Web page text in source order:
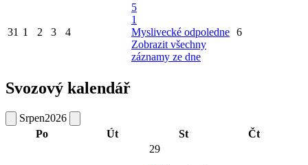
31 1 2 3 4
5
1
Myslivecké odpoledne
Zobrazit všechny
záznamy ze dne
6
Svozový kalendář
Srpen2026
Po
Út St Čt
29